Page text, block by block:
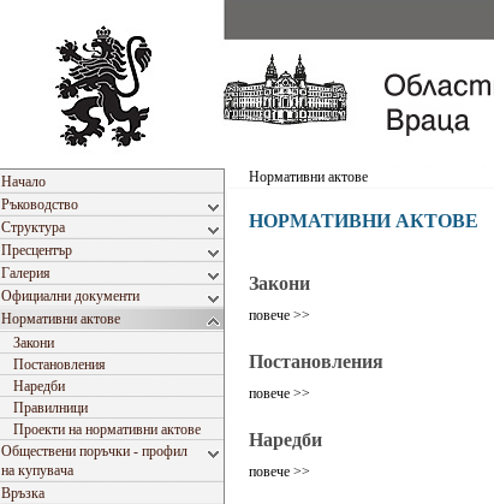
Начало
Ръководство
Структура
Пресцентър
Галерия
Официални документи
Нормативни актове
Закони
Постановления
Наредби
Правилници
Проекти на нормативни актове
Обществени поръчки - профил
на купувача
Връзка
Нормативни актове
НОРМАТИВНИ АКТОВЕ
Закони
повече >>
Постановления
повече >>
Наредби
повече >>